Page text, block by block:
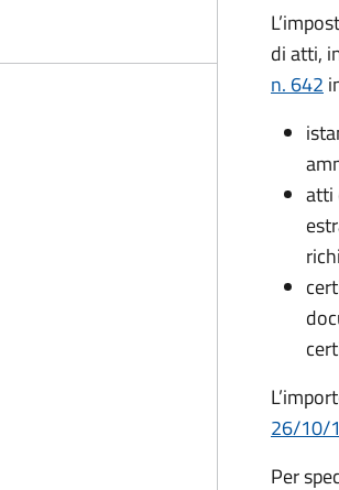
di atti,
n. 642
atti
26/10/
Per